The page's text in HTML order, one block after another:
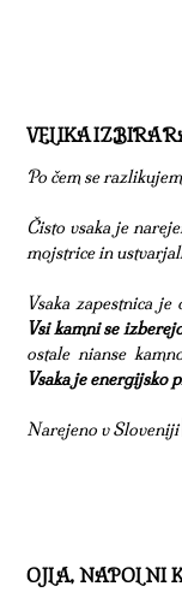
VELIKA IZBIRA
Po čem se
Čisto vsaka je
mojstrice in
Vsaka zapestnica
Vsi kamni se
ostale nianse
Vsaka je energijsko
Narejeno v Sloveniji
OJLA, NAPOLNI